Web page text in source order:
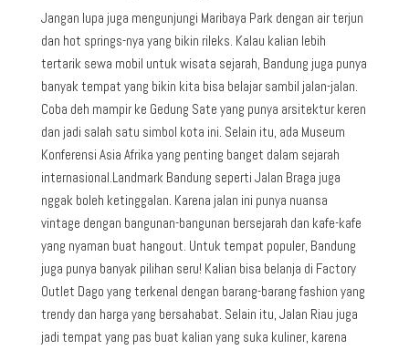
Jangan lupa juga mengunjungi Maribaya Park dengan air terjun
dan hot springs-nya yang bikin rileks. Kalau kalian lebih
tertarik sewa mobil untuk wisata sejarah, Bandung juga punya
banyak tempat yang bikin kita bisa belajar sambil jalan-jalan.
Coba deh mampir ke Gedung Sate yang punya arsitektur keren
dan jadi salah satu simbol kota ini. Selain itu, ada Museum
Konferensi Asia Afrika yang penting banget dalam sejarah
internasional.Landmark Bandung seperti Jalan Braga juga
nggak boleh ketinggalan. Karena jalan ini punya nuansa
vintage dengan bangunan-bangunan bersejarah dan kafe-kafe
yang nyaman buat hangout. Untuk tempat populer, Bandung
juga punya banyak pilihan seru! Kalian bisa belanja di Factory
Outlet Dago yang terkenal dengan barang-barang fashion yang
trendy dan harga yang bersahabat. Selain itu, Jalan Riau juga
jadi tempat yang pas buat kalian yang suka kuliner, karena